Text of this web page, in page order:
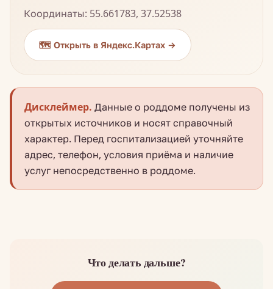
Координаты: 55.661783, 37.52538
🗺️ Открыть в Яндекс.Картах →
Дисклеймер. Данные о роддоме получены из
открытых источников и носят справочный
характер. Перед госпитализацией уточняйте
адрес, телефон, условия приёма и наличие
услуг непосредственно в роддоме.
Что делать дальше?